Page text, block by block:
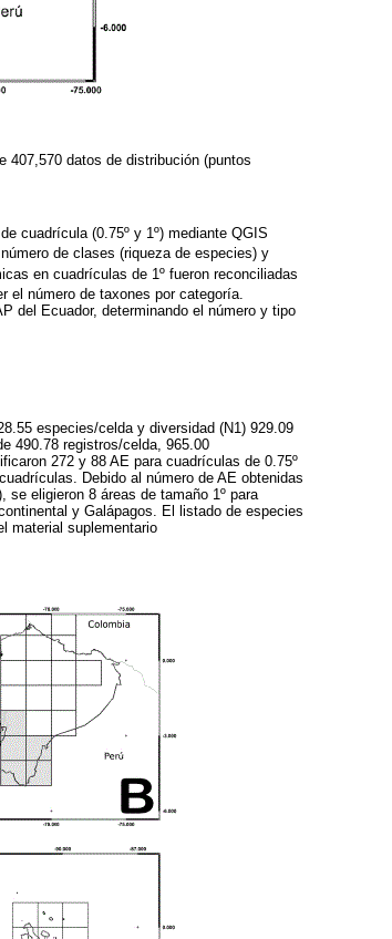
407,570 datos de distribución (puntos
cuadrícula (0.75º y 1º) mediante QGIS
de clases (riqueza de especies) y
en cuadrículas de 1º fueron reconciliadas
el número de taxones por categoría.
del Ecuador, determinando el número y tipo
especies/celda y diversidad (N1) 929.09
490.78 registros/celda, 965.00
272 y 88 AE para cuadrículas de 0.75º
Debido al número de AE obtenidas
se eligieron 8 áreas de tamaño 1º para
y Galápagos. El listado de especies
material suplementario